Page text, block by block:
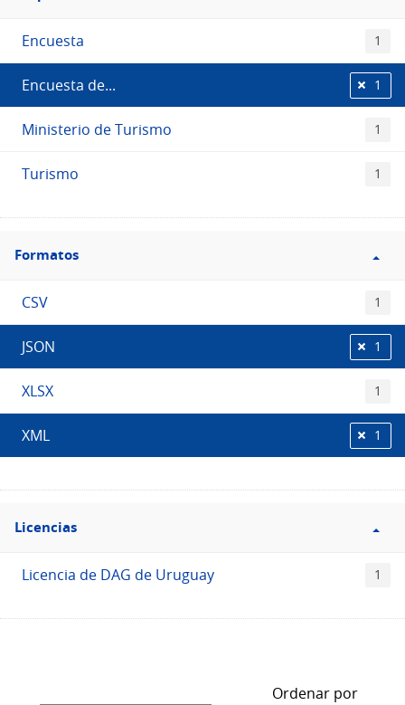
Etiquetas
Encuesta 1
Encuesta de... 1
Ministerio de Turismo 1
Turismo 1
Filtro
Formatos
Formatos
CSV 1
JSON 1
XLSX 1
XML 1
Filtro
Licencias
Licencias
Licencia de DAG de Uruguay 1
Ordenar por